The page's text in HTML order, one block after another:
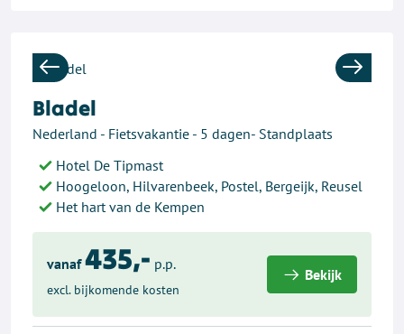
Previous Next
Bladel
Nederland - Fietsvakantie - 5 dagen- Standplaats
Hotel De Tipmast
Hoogeloon, Hilvarenbeek, Postel, Bergeijk, Reusel
Het hart van de Kempen
vanaf 435,- p.p.
excl. bijkomende kosten
Bekijk